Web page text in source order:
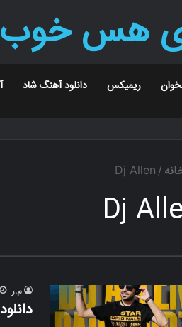
هس
ریمیکس دانلود آهنگ شاد
/
Dj Allen
Dj
م.ر